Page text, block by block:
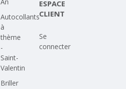
Autocollants
à
thème
-
Saint-
Valentin
Briller
ESPACE
CLIENT
Se
connecter